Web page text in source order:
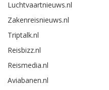
Luchtvaartnieuws.nl
Zakenreisnieuws.nl
Triptalk.nl
Reisbizz.nl
Reismedia.nl
Aviabanen.nl